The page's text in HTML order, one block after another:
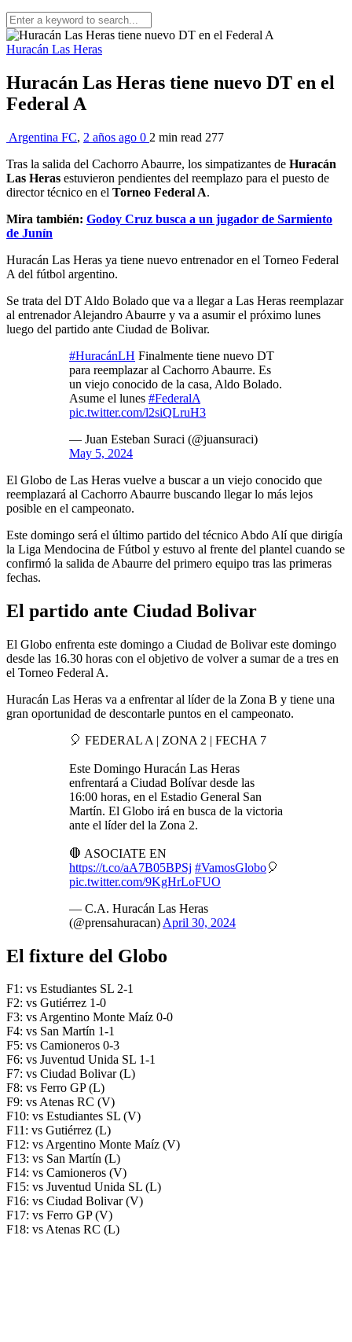
Huracán Las Heras
Huracán Las Heras tiene nuevo DT en el
Federal A
Argentina FC, 2 años ago 0 2 min read 277
Tras la salida del Cachorro Abaurre, los simpatizantes de Huracán
Las Heras estuvieron pendientes del reemplazo para el puesto de
director técnico en el Torneo Federal A.
Mira también: Godoy Cruz busca a un jugador de Sarmiento
de Junín
Huracán Las Heras ya tiene nuevo entrenador en el Torneo Federal
A del fútbol argentino.
Se trata del DT Aldo Bolado que va a llegar a Las Heras reemplazar
al entrenador Alejandro Abaurre y va a asumir el próximo lunes
luego del partido ante Ciudad de Bolivar.
#HuracánLH Finalmente tiene nuevo DT
para reemplazar al Cachorro Abaurre. Es
un viejo conocido de la casa, Aldo Bolado.
Asume el lunes #FederalA
pic.twitter.com/l2siQLruH3
— Juan Esteban Suraci (@juansuraci)
May 5, 2024
El Globo de Las Heras vuelve a buscar a un viejo conocido que
reemplazará al Cachorro Abaurre buscando llegar lo más lejos
posible en el campeonato.
Este domingo será el último partido del técnico Abdo Alí que dirigía
la Liga Mendocina de Fútbol y estuvo al frente del plantel cuando se
confirmó la salida de Abaurre del primero equipo tras las primeras
fechas.
El partido ante Ciudad Bolivar
El Globo enfrenta este domingo a Ciudad de Bolivar este domingo
desde las 16.30 horas con el objetivo de volver a sumar de a tres en
el Torneo Federal A.
Huracán Las Heras va a enfrentar al líder de la Zona B y tiene una
gran oportunidad de descontarle puntos en el campeonato.
🎈 FEDERAL A | ZONA 2 | FECHA 7
Este Domingo Huracán Las Heras
enfrentará a Ciudad Bolívar desde las
16:00 horas, en el Estadio General San
Martín. El Globo irá en busca de la victoria
ante el líder del la Zona 2.
🛑 ASOCIATE EN
https://t.co/aA7B05BPSj #VamosGlobo🎈
pic.twitter.com/9KgHrLoFUO
— C.A. Huracán Las Heras
(@prensahuracan) April 30, 2024
El fixture del Globo
F1: vs Estudiantes SL 2-1
F2: vs Gutiérrez 1-0
F3: vs Argentino Monte Maíz 0-0
F4: vs San Martín 1-1
F5: vs Camioneros 0-3
F6: vs Juventud Unida SL 1-1
F7: vs Ciudad Bolivar (L)
F8: vs Ferro GP (L)
F9: vs Atenas RC (V)
F10: vs Estudiantes SL (V)
F11: vs Gutiérrez (L)
F12: vs Argentino Monte Maíz (V)
F13: vs San Martín (L)
F14: vs Camioneros (V)
F15: vs Juventud Unida SL (L)
F16: vs Ciudad Bolivar (V)
F17: vs Ferro GP (V)
F18: vs Atenas RC (L)